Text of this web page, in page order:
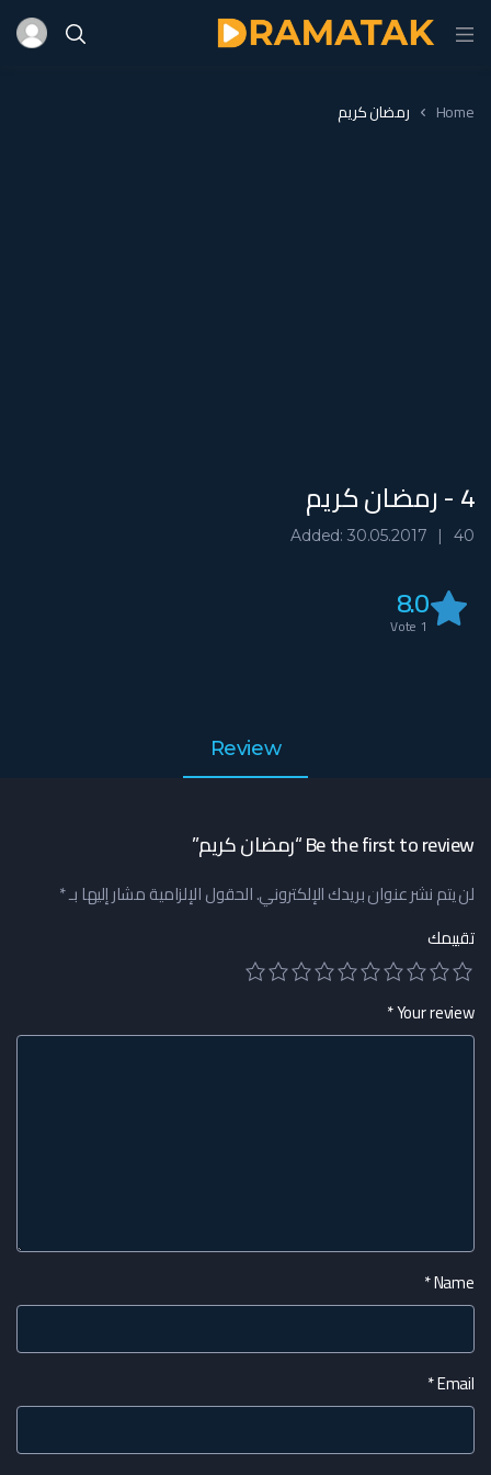
Home رمضان كريم
4 - رمضان كريم
40
Added: 30.05.2017
8.0
1
Review
Be the first to review “رمضان كريم”
لن يتم نشر عنوان بريدك الإلكتروني.الحقول الإلزامية مشار إليها بـ*
تقييمك
Your review
*
Name
*
Email
*